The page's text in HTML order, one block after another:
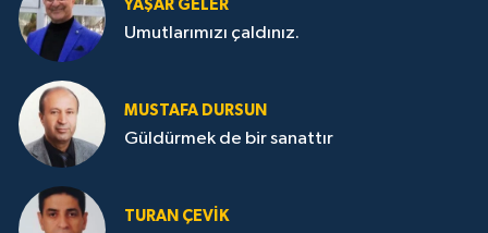
YAŞAR GELER
Umutlarımızı çaldınız.
MUSTAFA DURSUN
Güldürmek de bir sanattır
TURAN ÇEVİK